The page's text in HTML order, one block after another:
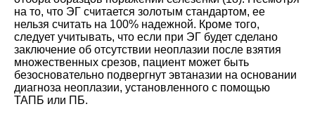
на то, что ЭГ считается золотым стандартом, ее
нельзя считать на 100% надежной. Кроме того,
следует учитывать, что если при ЭГ будет сделано
заключение об отсутствии неоплазии после взятия
множественных срезов, пациент может быть
безосновательно подвергнут эвтаназии на основании
диагноза неоплазии, установленного с помощью
ТАПБ или ПБ.